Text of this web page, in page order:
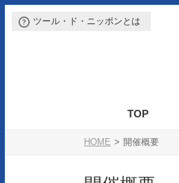
ツール・ド・ニッポンとは
TOP
HOME 開催概要